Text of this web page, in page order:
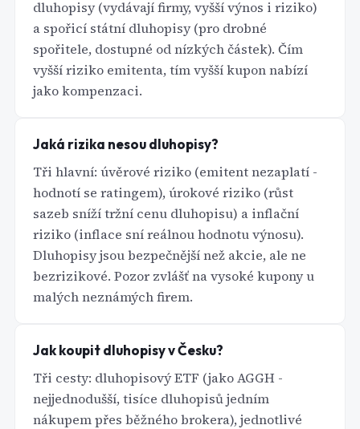
dluhopisy (vydávají firmy, vyšší výnos i riziko)
a spořicí státní dluhopisy (pro drobné
spořitele, dostupné od nízkých částek). Čím
vyšší riziko emitenta, tím vyšší kupon nabízí
jako kompenzaci.
Jaká rizika nesou dluhopisy?
Tři hlavní: úvěrové riziko (emitent nezaplatí -
hodnotí se ratingem), úrokové riziko (růst
sazeb sníží tržní cenu dluhopisu) a inflační
riziko (inflace sní reálnou hodnotu výnosu).
Dluhopisy jsou bezpečnější než akcie, ale ne
bezrizikové. Pozor zvlášť na vysoké kupony u
malých neznámých firem.
Jak koupit dluhopisy v Česku?
Tři cesty: dluhopisový ETF (jako AGGH -
nejjednodušší, tisíce dluhopisů jedním
nákupem přes běžného brokera), jednotlivé